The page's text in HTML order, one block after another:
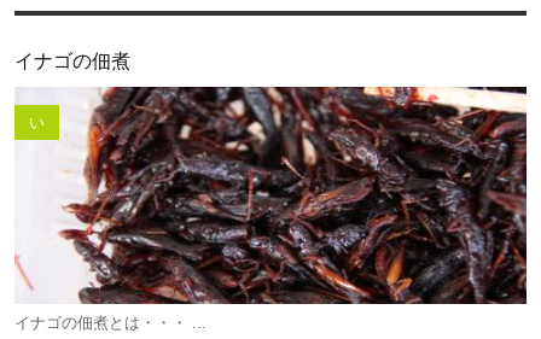
イナゴの佃煮
い
イナゴの佃煮とは・・・ ...